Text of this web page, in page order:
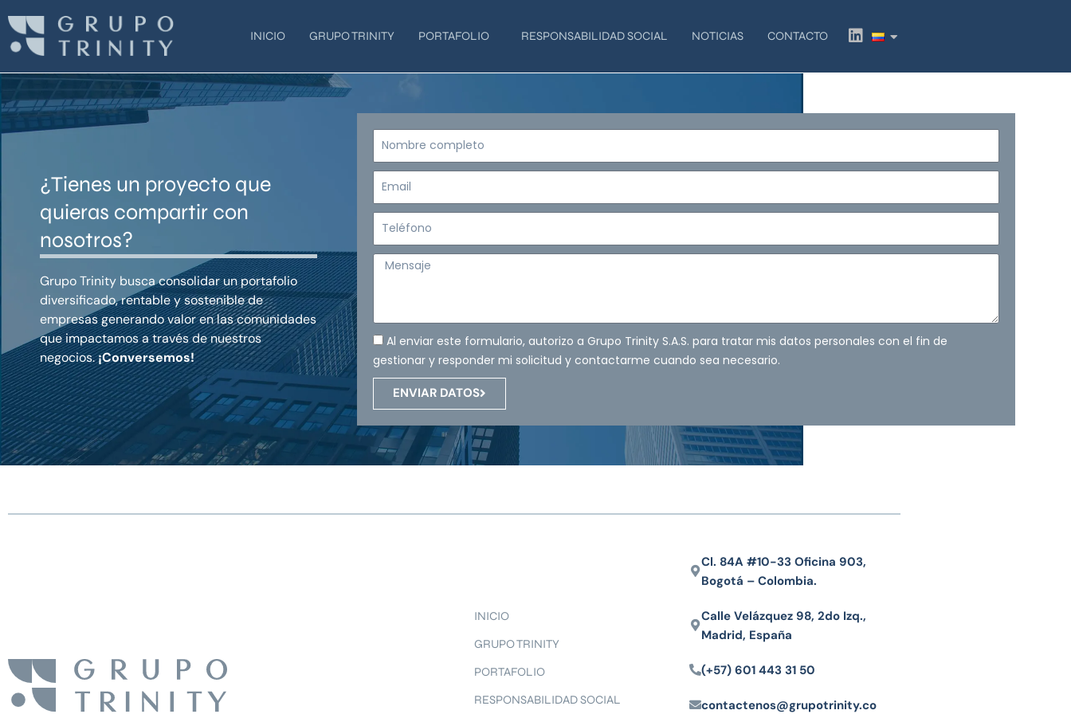
contenido
INICIO GRUPO TRINITY PORTAFOLIO RESPONSABILIDAD SOCIAL NOTICIAS CONTACTO
L
i
k
¿Tienes un proyecto que
quieras compartir con
nosotros?
Grupo Trinity busca consolidar un portafolio
diversificado, rentable y sostenible de
empresas generando valor en las comunidades
que impactamos a través de nuestros
negocios.¡Conversemos!
Nombre
Email
Teléfono
Mensaje
Al enviar este formulario, autorizo a Grupo Trinity S.A.S. para tratar mis datos personales con el fin de
gestionar y responder mi solicitud y contactarme cuando sea necesario.
ENVIAR DATOS
INICIO
GRUPO TRINITY
PORTAFOLIO
RESPONSABILIDAD SOCIAL
Cl. 84A #10-33 Oficina 903,
Bogotá – Colombia.
Calle Velázquez 98, 2do Izq.,
Madrid, España
(+57) 601 443 31 50
contactenos@grupotrinity.co